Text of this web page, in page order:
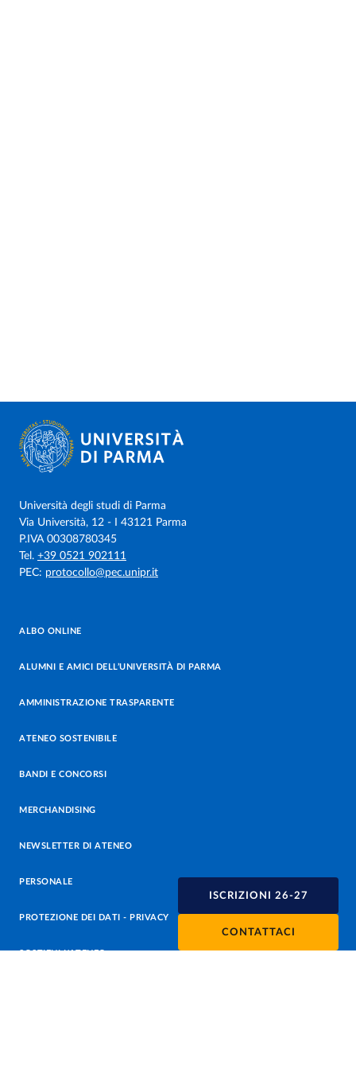
ISCRIZIONI 26-27
CONTATTACI
Università degli studi di Parma
Via Università, 12 - I 43121 Parma
P.IVA 00308780345
Tel. +39 0521 902111
PEC: protocollo@pec.unipr.it
ALBO ONLINE
ALUMNI E AMICI DELL’UNIVERSITÀ DI PARMA
AMMINISTRAZIONE TRASPARENTE
ATENEO SOSTENIBILE
BANDI E CONCORSI
MERCHANDISING
NEWSLETTER DI ATENEO
PERSONALE
PROTEZIONE DEI DATI - PRIVACY
SOSTIENI L'ATENEO